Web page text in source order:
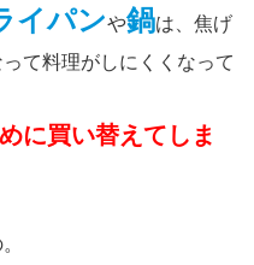
イパンや鍋は、焦げ
て料理がしにくくなって
に買い替えてしま